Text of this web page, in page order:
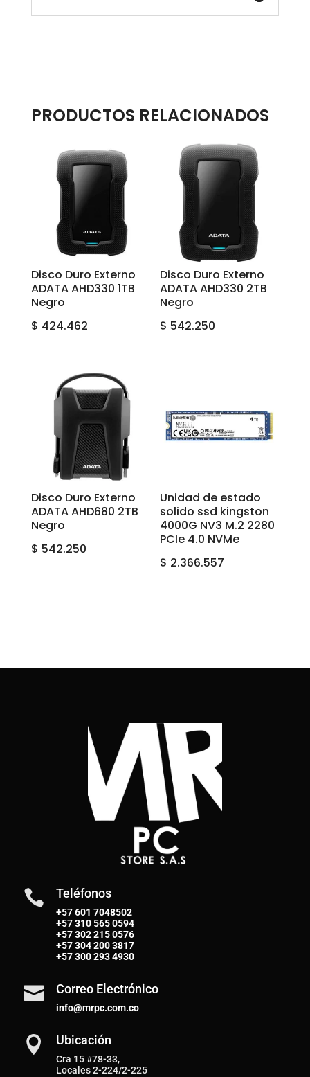
PRODUCTOS RELACIONADOS
Disco Duro Externo
ADATA AHD330 1TB
Negro
$ 424.462
Disco Duro Externo
ADATA AHD330 2TB
Negro
$ 542.250
Disco Duro Externo
ADATA AHD680 2TB
Negro
$ 542.250
Unidad de estado
solido ssd kingston
4000G NV3 M.2 2280
PCIe 4.0 NVMe
$ 2.366.557
 Teléfonos
+57 601 7048502
+57310 565 0594
+57302 215 0576
+57304 200 3817
+57300 293 4930
 Correo Electrónico
info@mrpc.com.co
 Ubicación
Cra 15 #78-33,
Locales 2-224/2-225